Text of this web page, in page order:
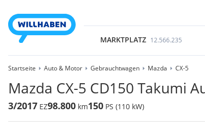
MARKTPLATZ 12.566.235
Startseite Auto & Motor Gebrauchtwagen Mazda CX-5
Mazda CX-5 CD150 Takumi
3/2017 EZ98.800 km150 PS (110 kW)